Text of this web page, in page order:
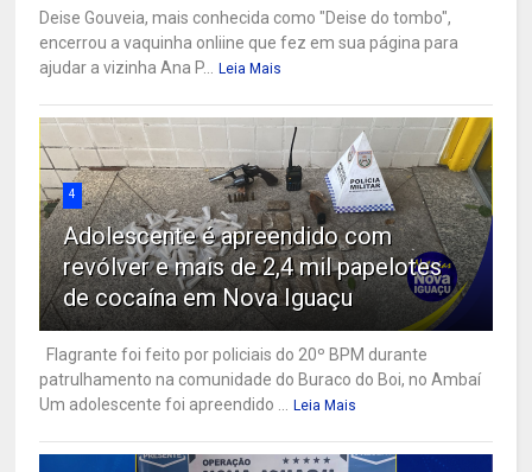
Deise Gouveia, mais conhecida como "Deise do tombo",
encerrou a vaquinha onliine que fez em sua página para
ajudar a vizinha Ana P...
Leia Mais
4
Adolescente é apreendido com
revólver e mais de 2,4 mil papelotes
de cocaína em Nova Iguaçu
Flagrante foi feito por policiais do 20º BPM durante
patrulhamento na comunidade do Buraco do Boi, no Ambaí
Um adolescente foi apreendido ...
Leia Mais